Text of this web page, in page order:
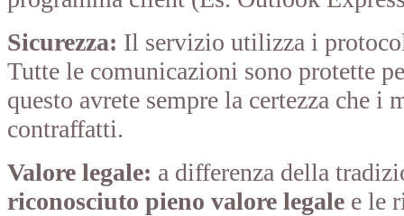
Sicurezza: Il servizio utilizza i
Tutte le comunicazioni sono protette
questo avrete sempre la certezza che i
contraffatti.
Valore legale: a differenza della
riconosciuto pieno valore legale e le